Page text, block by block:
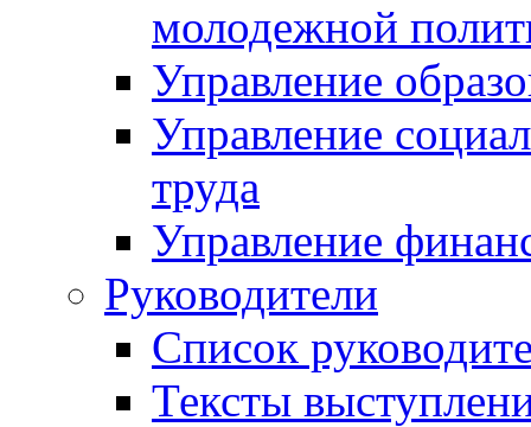
молодежной
Управление
Управление
труда
Управление
Руководители
Список
Тексты